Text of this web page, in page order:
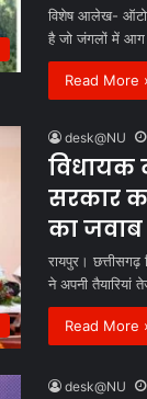
विशेष आलेख-
है जो जंगलों में
Read More
desk@NU
विधायक
सरकार
का जवाब
रायपुर।
ने अपनी
Read More
desk@NU